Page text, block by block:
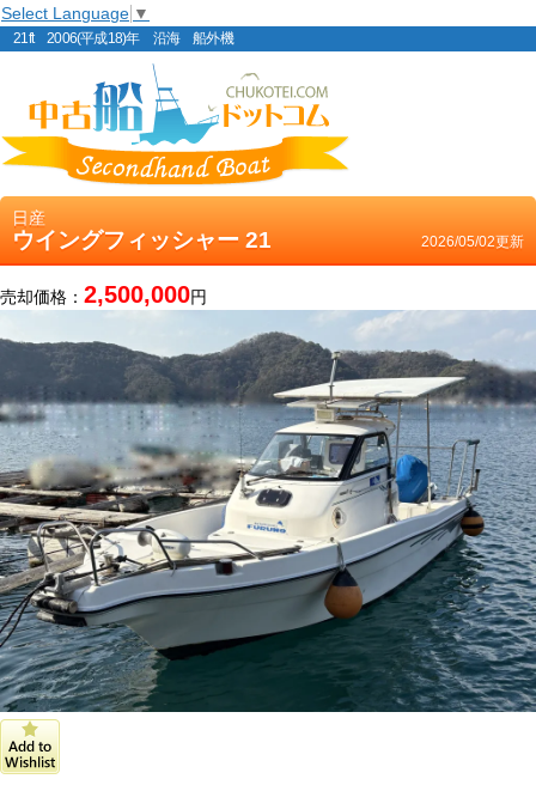
Select Language ▼
21ft 2006(平成18)年 沿海 船外機
日産
ウイングフィッシャー 21 2026/05/02更新
売却価格： 2,500,000円